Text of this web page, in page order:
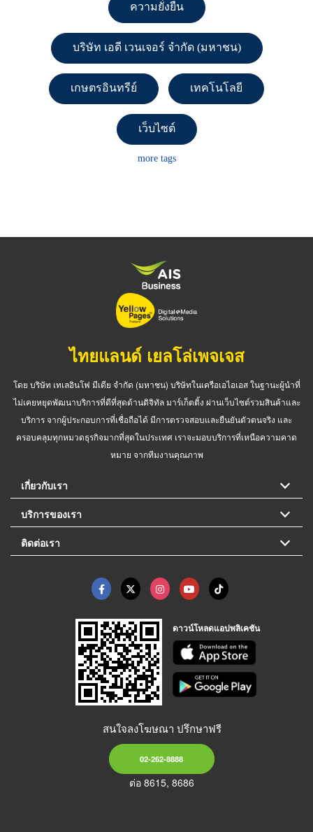
ความยั่งยืน
บริษัท เอดี เวนเจอร์ จำกัด (มหาชน)
เกษตรอินทรีย์ เทคโนโลยี
เว็บไซต์
more tags
ไทยแลนด์ เยลโล่เพจเจส
โดย บริษัท เทเลอินโฟ มีเดีย จำกัด (มหาชน) บริษัทในเครือเอไอเอส ในฐานะผู้นำที่
ไม่เคยหยุดพัฒนาบริการที่ดีที่สุดด้านดิจิทัล มาร์เก็ตติ้ง ผ่านเว็บไซต์รวมสินค้าและ
บริการ จากผู้ประกอบการที่เชื่อถือได้ มีการตรวจสอบและยืนยันตัวตนจริง และ
ครอบคลุมทุกหมวดธุรกิจมากที่สุดในประเทศ เราจะมอบบริการที่เหนือความคาด
หมาย จากทีมงานคุณภาพ
เกี่ยวกับเรา
บริการของเรา
ติดต่อเรา
ดาวน์โหลดแอปพลิเคชัน
สนใจลงโฆษณา ปรึกษาฟรี
02-262-8888
ต่อ 8615, 8686